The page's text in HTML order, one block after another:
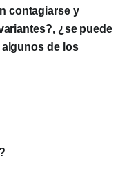
contagiarse y
¿se puede
de los